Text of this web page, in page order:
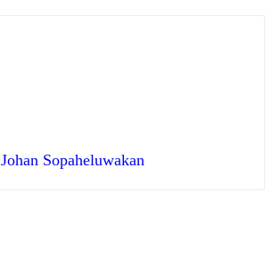
Johan Sopaheluwakan